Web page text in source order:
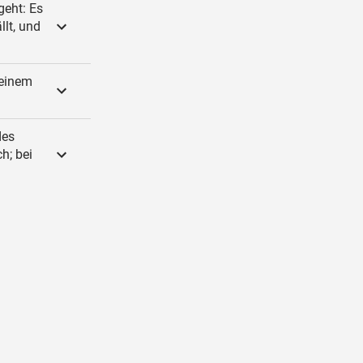
Es
und
bei